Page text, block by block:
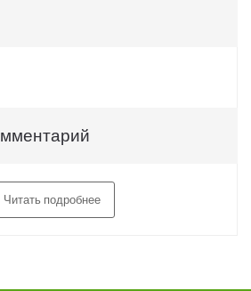
Читать подробнее